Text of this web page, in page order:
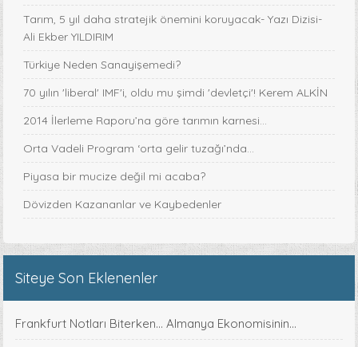
Tarım, 5 yıl daha stratejik önemini koruyacak- Yazı Dizisi-
Ali Ekber YILDIRIM
Türkiye Neden Sanayişemedi?
70 yılın 'liberal' IMF'i, oldu mu şimdi 'devletçi'! Kerem ALKİN
2014 İlerleme Raporu’na göre tarımın karnesi...
Orta Vadeli Program ‘orta gelir tuzağı’nda…
Piyasa bir mucize değil mi acaba?
Dövizden Kazananlar ve Kaybedenler
Siteye Son Eklenenler
Frankfurt Notları Biterken... Almanya Ekonomisinin...